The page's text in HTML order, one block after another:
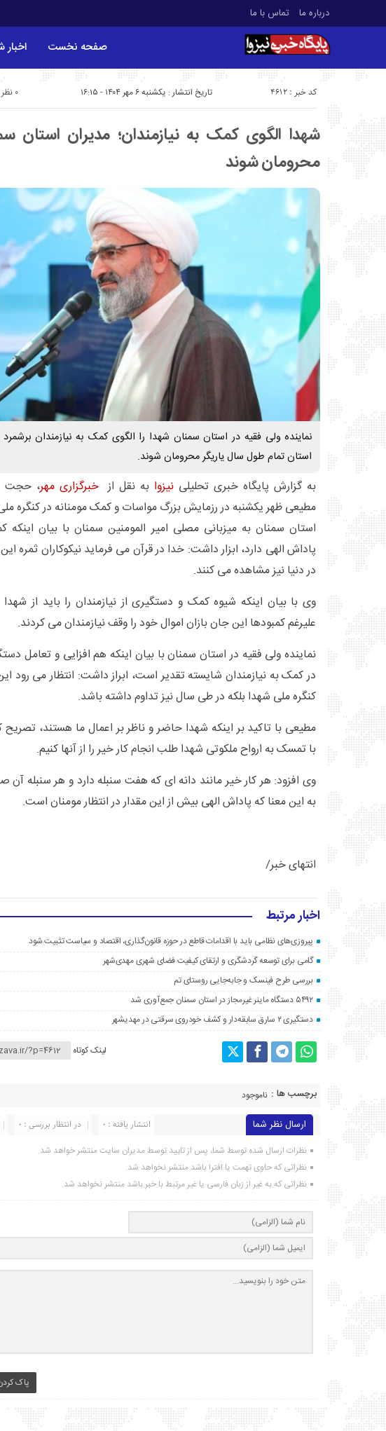
درباره ما تماس با ما
صفحه نخست
تاریخ انتشار : یکشنبه ۶ مهر ۱۴۰۴ - ۱۶:۱۵ کد خبر : 4612 ۰ نظر
شهدا الگوی کمک به نیازمندان؛ مدیران استان
محرومان شوند
نماینده ولی فقیه در استان سمنان شهدا را الگوی کمک به نیازمندان
استان تمام طول سال یاریگر محرومان شوند.
به گزارش پایگاه خبری تحلیلی نیزوا به نقل ازخبرگزاری مهر، حجت
مطیعی ظهر یکشنبه در رزمایش بزرگ مواسات و کمک مومنانه در کنگره
استان سمنان به میزبانی مصلی امیر المومنین سمنان با بیان اینکه
پاداش الهی دارد، ابزار داشت: خدا در قرآن می فرماید نیکوکاران ثمره
در دنیا نیز مشاهده می کنند.
وی با بیان اینکه شیوه کمک و دستگیری از نیازمندان را باید از
علیرغم کمبودها این جان بازان اموال خود را وقف نیازمندان می کردند.
نماینده ولی فقیه در استان سمنان با بیان اینکه هم افزایی و تعامل
در کمک به نیازمندان شایسته تقدیر است، ابراز داشت: انتظار می رود
کنگره ملی شهدا بلکه در طی سال نیز تداوم داشته باشد.
مطیعی با تاکید بر اینکه شهدا حاضر و ناظر بر اعمال ما هستند،
با تمسک به ارواح ملکوتی شهدا طلب انجام کار خیر را از آنها کنیم.
وی افزود: هر کار خیر مانند دانه ای که هفت سنبله دارد و هر سنبله
به این معنا که پاداش الهی بیش از این مقدار در انتظار مومنان است.
انتهای خبر/
اخبار مرتبط
پیروزی‌های نظامی باید با اقدامات قاطع در حوزه قانون‌گذاری، اقتصاد و سیاست تثبیت شود
گامی برای توسعه گردشگری و ارتقای کیفیت فضای شهری مهدی‌شهر
بررسی طرح فینسک و جابه‌جایی روستای تم
۵۴۹۲ دستگاه ماینر غیرمجاز در استان سمنان جمع‌آوری شد
دستگیری ۲ سارق سابقه‌دار و کشف خودروی سرقتی در مهدیشهر
لینک کوتاه
برچسب ها : ناموجود
ارسال نظر شما در انتظار بررسی : 0 انتشار یافته : ۰
نظرات ارسال شده توسط شما، پس از تایید توسط مدیران سایت منتشر خواهد شد.
نظراتی که حاوی تهمت یا افترا باشد منتشر نخواهد شد.
نظراتی که به غیر از زبان فارسی یا غیر مرتبط با خبر باشد منتشر نخواهد شد.
پاک